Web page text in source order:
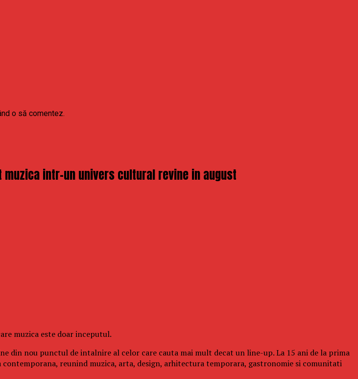
o să comentez.
muzica intr-un univers cultural revine in august
muzica este doar inceputul.
din nou punctul de intalnire al celor care cauta mai mult decat un line-up. La 15 ani de la prima
reunind muzica, arta, design, arhitectura temporara, gastronomie si comunitati